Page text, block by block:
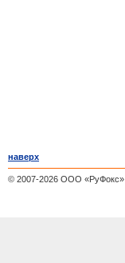
наверх
© 2007-2026 ООО «РуФокс»